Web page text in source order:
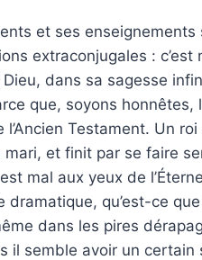
et ses
extraconjugales : c’est
dans sa sagesse
que, soyons honnêtes,
Testament. Un
et finit par se faire
mal aux yeux de
qu’est-ce que
dans les pires
il semble avoir un certain